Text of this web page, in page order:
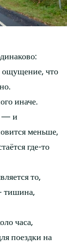
ощущение, что
иначе.
— и
меньше,
где-то
то,
тишина,
часа,
поездки на